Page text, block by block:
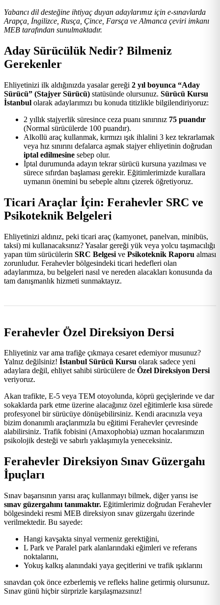
Yabancı dil desteğine ihtiyaç duyan adaylarımız için e-sınavlarda
Arapça, İngilizce, Rusça, Çince, Farsça ve Almanca çeviri imkanı
MEB tarafından sunulmaktadır.
Aday Sürücülük Nedir? Bilmeniz
Gerekenler
Ehliyetinizi ilk aldığınızda yasalar gereği 2 yıl boyunca “Aday
Sürücü” (Stajyer Sürücü) statüsünde olursunuz. Sürücü Kursu
İstanbul olarak adaylarımızı bu konuda titizlikle bilgilendiriyoruz:
2 yıllık stajyerlik süresince ceza puanı sınırınız 75 puandır
(Normal sürücülerde 100 puandır).
Alkollü araç kullanmak, kırmızı ışık ihlalini 3 kez tekrarlamak
veya hız sınırını defalarca aşmak stajyer ehliyetinin doğrudan
iptal edilmesine sebep olur.
İptal durumunda adayın tekrar sürücü kursuna yazılması ve
sürece sıfırdan başlaması gerekir. Eğitimlerimizde kurallara
uymanın önemini bu sebeple altını çizerek öğretiyoruz.
Ticari Araçlar İçin: Ferahevler SRC ve
Psikoteknik Belgeleri
Ehliyetinizi aldınız, peki ticari araç (kamyonet, panelvan, minibüs,
taksi) mi kullanacaksınız? Yasalar gereği yük veya yolcu taşımacılığı
yapan tüm sürücülerin SRC Belgesi ve Psikoteknik Raporu alması
zorunludur. Ferahevler bölgesindeki ticari hedefleri olan
adaylarımıza, bu belgeleri nasıl ve nereden alacakları konusunda da
tam danışmanlık hizmeti sunmaktayız.
Ferahevler Özel Direksiyon Dersi
Ehliyetiniz var ama trafiğe çıkmaya cesaret edemiyor musunuz?
Yalnız değilsiniz! İstanbul Sürücü Kursu olarak sadece yeni
adaylara değil, ehliyet sahibi sürücülere de Özel Direksiyon Dersi
veriyoruz.
Akan trafikte, E-5 veya TEM otoyolunda, köprü geçişlerinde ve dar
sokaklarda park etme üzerine alacağınız özel eğitimlerle kısa sürede
profesyonel bir sürücüye dönüşebilirsiniz. Kendi aracınızla veya
bizim donanımlı araçlarımızla bu eğitimi Ferahevler çevresinde
alabilirsiniz. Trafik fobisini (Amaxophobia) uzman hocalarımızın
psikolojik desteği ve sabırlı yaklaşımıyla yeneceksiniz.
Ferahevler Direksiyon Sınav Güzergahı
İpuçları
Sınav başarısının yarısı araç kullanmayı bilmek, diğer yarısı ise
sınav güzergahını tanımaktır. Eğitimlerimiz doğrudan Ferahevler
bölgesindeki resmi MEB direksiyon sınav güzergahı üzerinde
verilmektedir. Bu sayede:
Hangi kavşakta sinyal vermeniz gerektiğini,
L Park ve Paralel park alanlarındaki eğimleri ve referans
noktalarını,
Yokuş kalkış alanındaki yaya geçitlerini ve trafik ışıklarını
sınavdan çok önce ezberlemiş ve refleks haline getirmiş olursunuz.
Sınav günü hiçbir sürprizle karşılaşmazsınız!